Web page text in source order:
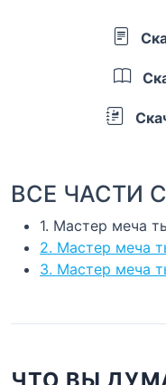
ВСЕ ЧАСТИ
1. Мастер меча
2. Мастер меча
3. Мастер меча
ЧТО ВЫ